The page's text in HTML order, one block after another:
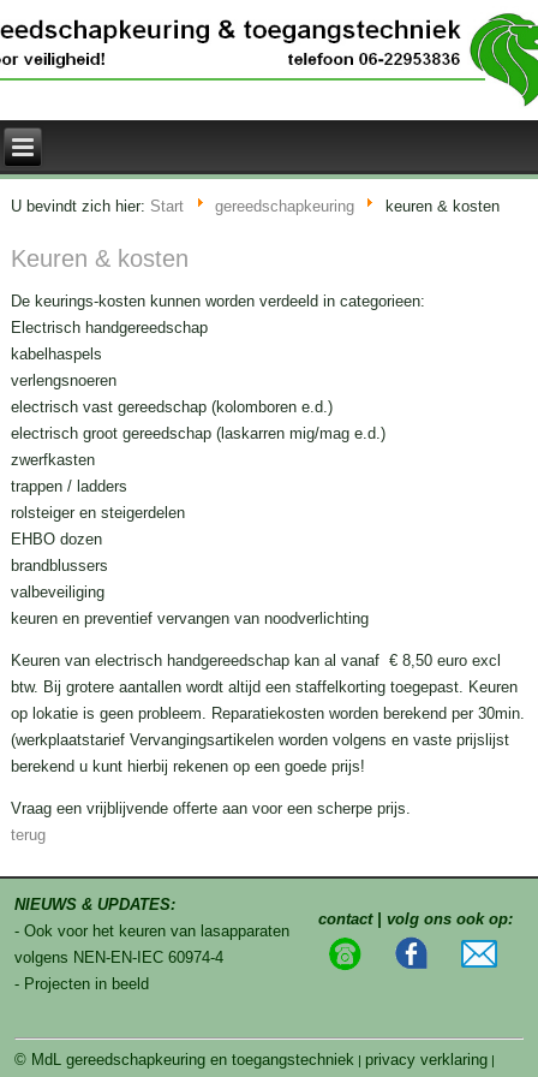
U bevindt zich hier: Start gereedschapkeuring keuren & kosten
Keuren & kosten
De keurings-kosten kunnen worden verdeeld in categorieen:
Electrisch handgereedschap
kabelhaspels
verlengsnoeren
electrisch vast gereedschap (kolomboren e.d.)
electrisch groot gereedschap (laskarren mig/mag e.d.)
zwerfkasten
trappen / ladders
rolsteiger en steigerdelen
EHBO dozen
brandblussers
valbeveiliging
keuren en preventief vervangen van noodverlichting
Keuren van electrisch handgereedschap kan al vanaf € 8,50 euro excl
btw. Bij grotere aantallen wordt altijd een staffelkorting toegepast. Keuren
op lokatie is geen probleem. Reparatiekosten worden berekend per 30min.
(werkplaatstarief Vervangingsartikelen worden volgens en vaste prijslijst
berekend u kunt hierbij rekenen op een goede prijs!
Vraag een vrijblijvende offerte aan voor een scherpe prijs.
terug
NIEUWS & UPDATES:
- Ook voor het keuren van lasapparaten
volgens NEN-EN-IEC 60974-4
- Projecten in beeld
contact | volg ons ook op:
© MdL gereedschapkeuring en toegangstechniek privacy verklaring